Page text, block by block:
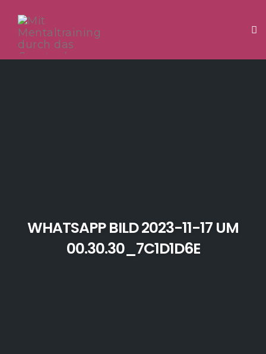
WHATSAPP BILD 2023-11-17 UM
00.30.30_7C1D1D6E